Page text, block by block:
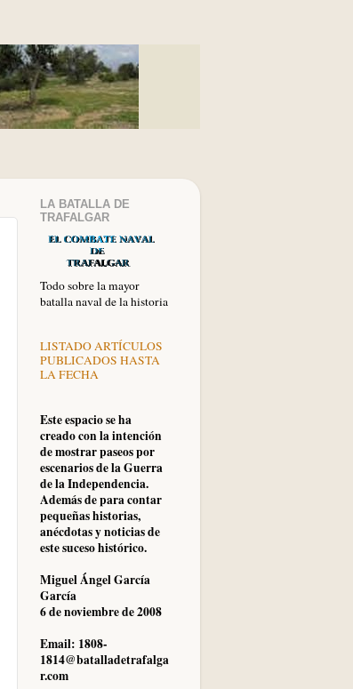
LA BATALLA DE
TRAFALGAR
Todo sobre la mayor
batalla naval de la historia
LISTADO ARTÍCULOS
PUBLICADOS HASTA
LA FECHA
Este espacio se ha
creado con la intención
de mostrar paseos por
escenarios de la Guerra
de la Independencia.
Además de para contar
pequeñas historias,
anécdotas y noticias de
este suceso histórico.
Miguel Ángel García
García
6 de noviembre de 2008
Email: 1808-
1814@batalladetrafalga
r.com